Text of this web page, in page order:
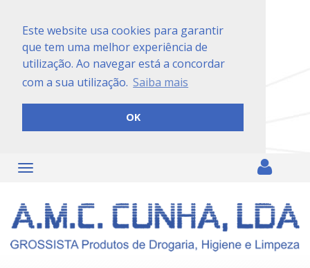
Este website usa cookies para garantir
que tem uma melhor experiência de
utilização. Ao navegar está a concordar
com a sua utilização. Saiba mais
OK